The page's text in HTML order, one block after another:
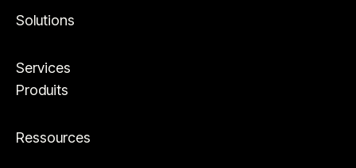
Solutions
Services
Produits
Ressources